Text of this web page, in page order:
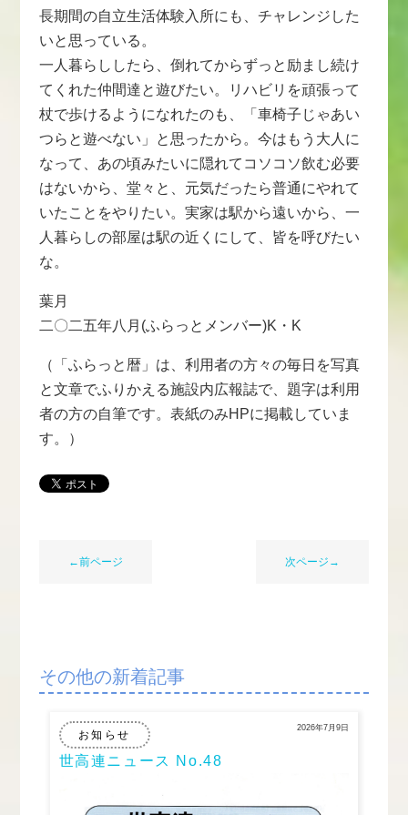
長期間の自立生活体験入所にも、チャレンジした
いと思っている。
一人暮らししたら、倒れてからずっと励まし続け
てくれた仲間達と遊びたい。リハビリを頑張って
杖で歩けるようになれたのも、「車椅子じゃあい
つらと遊べない」と思ったから。今はもう大人に
なって、あの頃みたいに隠れてコソコソ飲む必要
はないから、堂々と、元気だったら普通にやれて
いたことをやりたい。実家は駅から遠いから、一
人暮らしの部屋は駅の近くにして、皆を呼びたい
な。
葉月
二〇二五年八月(ふらっとメンバー)K・K
（「ふらっと暦」は、利用者の方々の毎日を写真
と文章でふりかえる施設内広報誌で、題字は利用
者の方の自筆です。表紙のみHPに掲載していま
す。）
←前ページ 次ページ→
その他の新着記事
お知らせ
2026年7月9日
世高連ニュース No.48